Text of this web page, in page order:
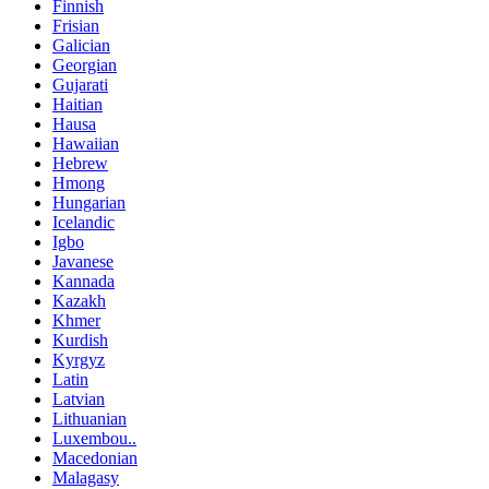
Finnish
Frisian
Galician
Georgian
Gujarati
Haitian
Hausa
Hawaiian
Hebrew
Hmong
Hungarian
Icelandic
Igbo
Javanese
Kannada
Kazakh
Khmer
Kurdish
Kyrgyz
Latin
Latvian
Lithuanian
Luxembou..
Macedonian
Malagasy